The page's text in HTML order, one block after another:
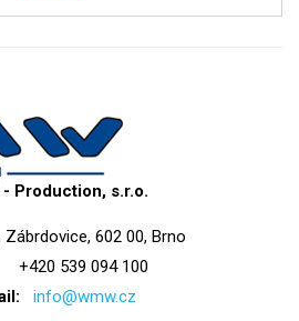
- Production, s.r.o.
Zábrdovice, 602 00, Brno
539 094 100
info@wmw.cz